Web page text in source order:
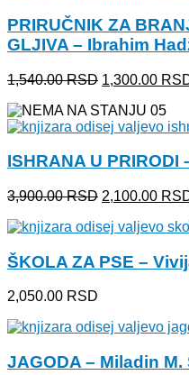
PRIRUČNIK ZA
GLJIVA – Ibrahim
1,540.00RSD Originalna
je
bila:
1,300.00
ISHRANA U
3,900.00RSD Originalna
je
3,900.00
2,100.00
ŠKOLA ZA PSE –
2,050.00 RSD
JAGODA – Miladin M.